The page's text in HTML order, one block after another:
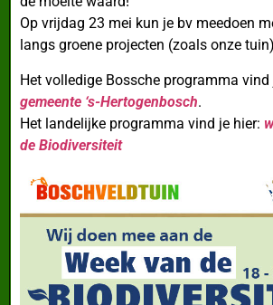
Op vrijdag 23 mei kun je bv meedoen
langs groene projecten (zoals onze
Het volledige Bossche programma vind
gemeente ‘s-Hertogenbosch.
Het landelijke programma vind je hier:
de Biodiversiteit